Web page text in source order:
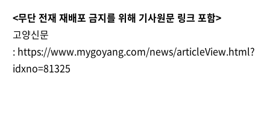
<무단 전재 재배포 금지를 위해 기사원문 링크 포함>
고양신문
: https://www.mygoyang.com/news/articleView.html?
idxno=81325